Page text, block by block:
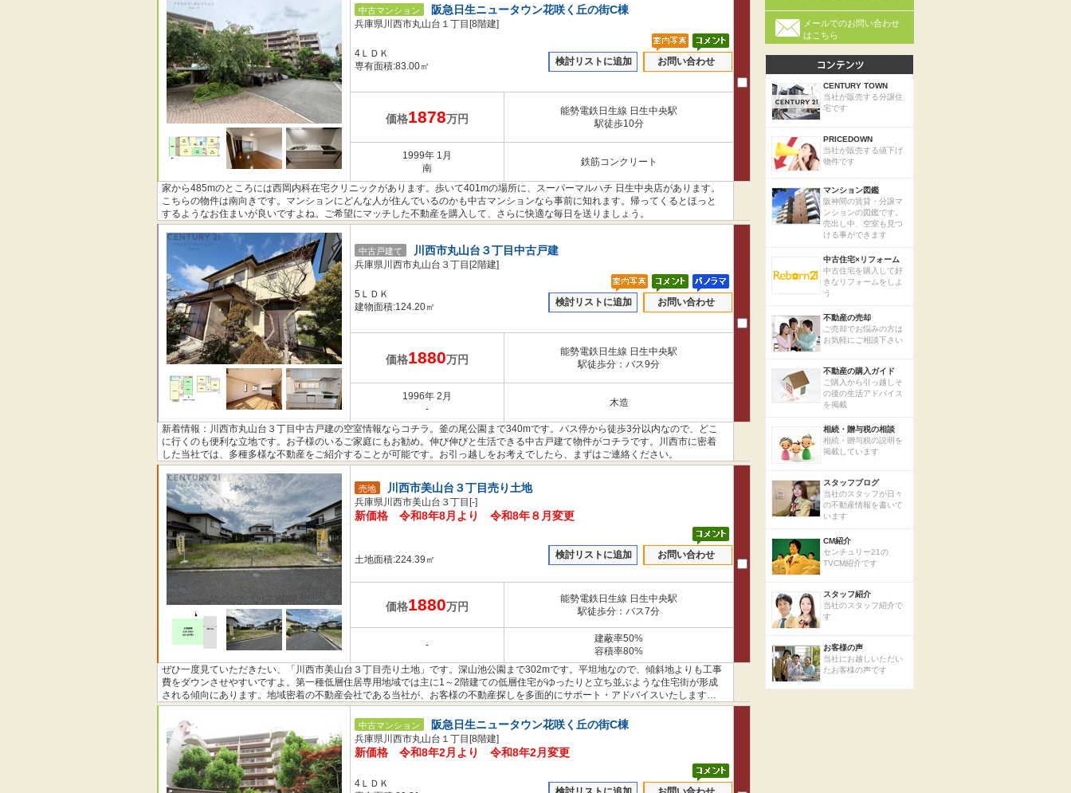
メールでのお問い合わせ
はこちら
CENTURY TOWN
当社が販売する分譲住
宅です
PRICEDOWN
当社が販売する値下げ
物件です
マンション図鑑
阪神間の賃貸・分譲マ
ンションの図鑑です。
売出し中、空室も見つ
ける事ができます
中古住宅×リフォーム
中古住宅を購入して好
きなリフォームをしよ
う
不動産の売却
ご売却でお悩みの方は
お気軽にご相談下さい
不動産の購入ガイド
ご購入から引っ越しそ
の後の生活アドバイス
を掲載
相続・贈与税の相談
相続・贈与税の説明を
掲載しています
スタッフブログ
当社のスタッフが日々
の不動産情報を書いて
います
CM紹介
センチュリー21の
TVCM紹介です
スタッフ紹介
当社のスタッフ紹介で
す
お客様の声
当社にお越しいただい
たお客様の声です
中古マンション 阪急日生ニュータウン花咲く丘の街C棟
兵庫県川西市丸山台１丁目[8階建]
4ＬＤＫ
専有面積:83.00㎡
検討リストに追加 お問い合わせ
価格1878万円
能勢電鉄日生線 日生中央駅
駅徒歩10分
1999年 1月
南
鉄筋コンクリート
家から485mのところには西岡内科在宅クリニックがあります。歩いて401mの場所に、スーパーマルハチ 日生中央店があります。
こちらの物件は南向きです。マンションにどんな人が住んでいるのかも中古マンションなら事前に知れます。帰ってくるとほっと
するようなお住まいが良いですよね。ご希望にマッチした不動産を購入して、さらに快適な毎日を送りましょう。
中古戸建て 川西市丸山台３丁目中古戸建
兵庫県川西市丸山台３丁目[2階建]
5ＬＤＫ
建物面積:124.20㎡
検討リストに追加 お問い合わせ
価格1880万円
能勢電鉄日生線 日生中央駅
駅徒歩分：バス9分
1996年 2月
-
木造
新着情報：川西市丸山台３丁目中古戸建の空室情報ならコチラ。釜の尾公園まで340mです。バス停から徒歩3分以内なので、どこ
に行くのも便利な立地です。お子様のいるご家庭にもお勧め。伸び伸びと生活できる中古戸建て物件がコチラです。川西市に密着
した当社では、多種多様な不動産をご紹介することが可能です。お引っ越しをお考えでしたら、まずはご連絡ください。
売地 川西市美山台３丁目売り土地
兵庫県川西市美山台３丁目[-]
新価格 令和8年8月より 令和8年８月変更
土地面積:224.39㎡ 検討リストに追加 お問い合わせ
価格1880万円
能勢電鉄日生線 日生中央駅
駅徒歩分：バス7分
-
建蔽率50%
容積率80%
ぜひ一度見ていただきたい、「川西市美山台３丁目売り土地」です。深山池公園まで302mです。平坦地なので、傾斜地よりも工事
費をダウンさせやすいですよ。第一種低層住居専用地域では主に1～2階建ての低層住宅がゆったりと立ち並ぶような住宅街が形成
される傾向にあります。地域密着の不動産会社である当社が、お客様の不動産探しを多面的にサポート・アドバイスいたします。
ぜひご希望条件をスタッフへお伝えください。
中古マンション 阪急日生ニュータウン花咲く丘の街C棟
兵庫県川西市丸山台１丁目[8階建]
新価格 令和8年2月より 令和8年2月変更
4ＬＤＫ